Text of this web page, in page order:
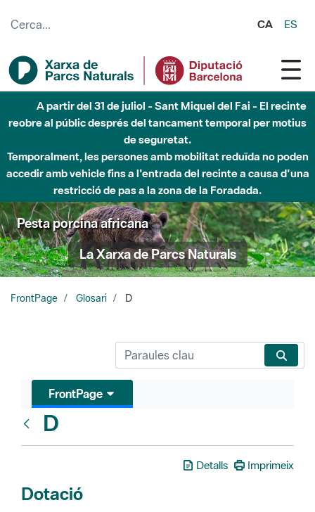
CA ES
A partir del 31 de juliol - Sant Miquel del Fai - El recinte
reobre al públic després del tancament temporal per motius
de seguretat.
Temporalment, les persones amb mobilitat reduïda no poden
accedir amb vehicle fins a l'entrada del recinte a causa d'una
restricció de pas a la zona de la Foradada.
Pesta porcina africana
La Xarxa de Parcs Naturals
FrontPage Glosari D
FrontPage
D
Detalls Imprimeix
Dotació